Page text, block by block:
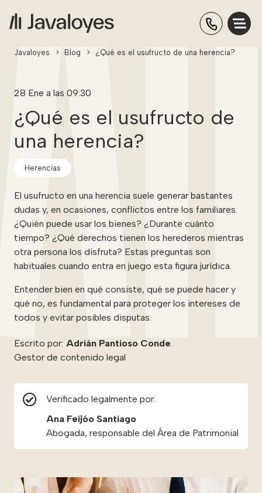
Javaloyes > Blog > ¿Qué es el usufructo de una herencia?
28 Ene a las 09:30
¿Qué es el usufructo de
una herencia?
Herencias
El usufructo en una herencia suele generar bastantes
dudas y, en ocasiones, conflictos entre los familiares.
¿Quién puede usar los bienes? ¿Durante cuánto
tiempo? ¿Qué derechos tienen los herederos mientras
otra persona los disfruta? Estas preguntas son
habituales cuando entra en juego esta figura jurídica.
Entender bien en qué consiste, qué se puede hacer y
qué no, es fundamental para proteger los intereses de
todos y evitar posibles disputas.
Escrito por: Adrián Pantioso Conde
Gestor de contenido legal
Verificado legalmente por:
Ana Feijóo Santiago
Abogada, responsable del Área de Patrimonial